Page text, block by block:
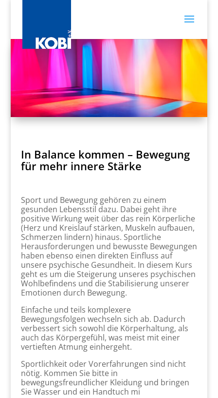
In Balance kommen – Bewegung
für mehr innere Stärke
Sport und Bewegung gehören zu einem
gesunden Lebensstil dazu. Dabei geht ihre
positive Wirkung weit über das rein Körperliche
(Herz und Kreislauf stärken, Muskeln aufbauen,
Schmerzen lindern) hinaus. Sportliche
Herausforderungen und bewusste Bewegungen
haben ebenso einen direkten Einfluss auf
unsere psychische Gesundheit. In diesem Kurs
geht es um die Steigerung unseres psychischen
Wohlbefindens und die Stabilisierung unserer
Emotionen durch Bewegung.
Einfache und teils komplexere
Bewegungsfolgen wechseln sich ab. Dadurch
verbessert sich sowohl die Körperhaltung, als
auch das Körpergefühl, was meist mit einer
vertieften Atmung einhergeht.
Sportlichkeit oder Vorerfahrungen sind nicht
nötig. Kommen Sie bitte in
bewegungsfreundlicher Kleidung und bringen
Sie Wasser und ein Handtuch mi